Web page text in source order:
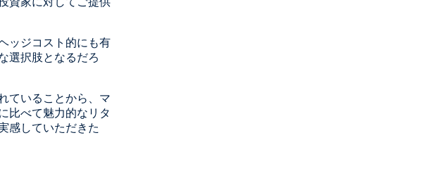
ッジコスト的にも有
選択肢となるだろ
ていることから、マ
比べて魅力的なリタ
感していただきた